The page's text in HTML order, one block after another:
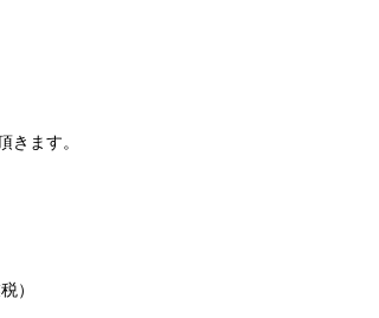
きます。
）